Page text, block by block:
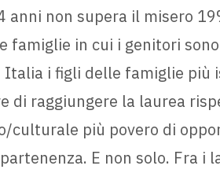
anni non supera il misero
famiglie in cui i genitori
Italia i figli delle famiglie
di raggiungere la laurea
culturale più povero di
E non solo. Fra